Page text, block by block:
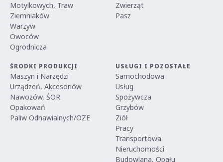
Motylkowych, Traw
Ziemniaków
Warzyw
Owoców
Ogrodnicza
Zwierząt
Pasz
ŚRODKI PRODUKCJI
Maszyn i Narzędzi
Urządzeń, Akcesoriów
Nawozów, ŚOR
Opakowań
Paliw Odnawialnych/OZE
USŁUGI I POZOSTAŁE
Samochodowa
Usług
Spożywcza
Grzybów
Ziół
Pracy
Transportowa
Nieruchomości
Budowlana, Opału